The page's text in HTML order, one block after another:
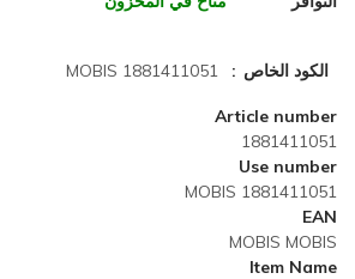
الكود الخاص MOBIS 1881411051
Article number
1881411051
Use number
MOBIS 1881411051
EAN
MOBIS MOBIS
Item Name